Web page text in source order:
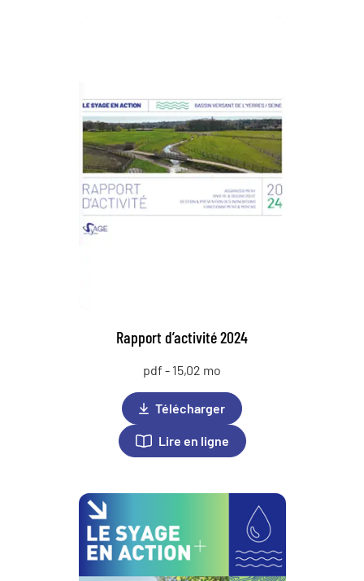
Rapport d’activité 2024
pdf - 15,02 mo
Télécharger
Lire en ligne